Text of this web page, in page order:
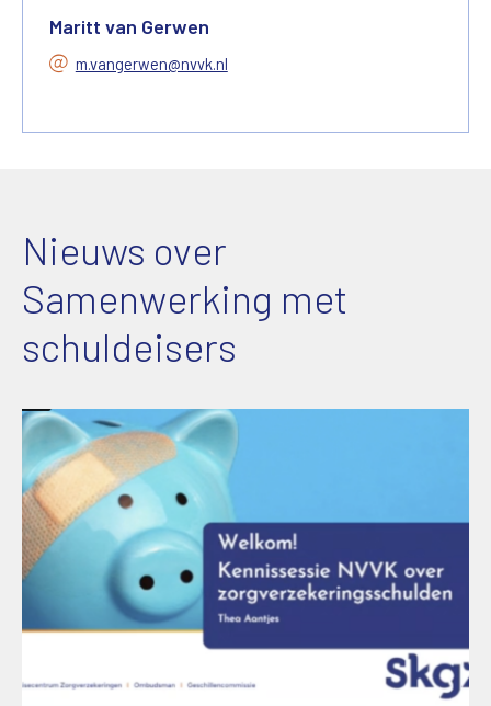
Maritt van Gerwen
m.vangerwen@nvvk.nl
Nieuws over
Samenwerking met
schuldeisers